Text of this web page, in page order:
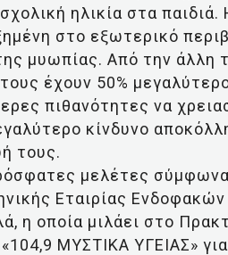
ηλικία στα παιδιά.
στο εξωτερικό
μυωπίας. Από την άλλη
έχουν 50%
πιθανότητες να
κίνδυνο
τους.
μελέτες σύμφωνα
Εταιρίας Ενδοφακών
η οποία μιλάει στο
ΜΥΣΤΙΚΑ ΥΓΕΙΑΣ»